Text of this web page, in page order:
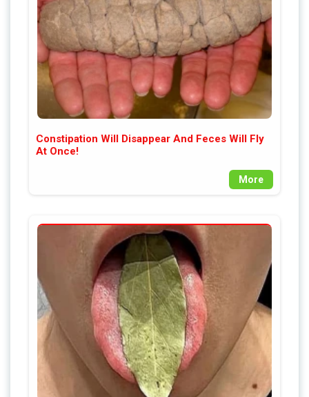
Constipation Will Disappear And Feces Will Fly
At Once!
More